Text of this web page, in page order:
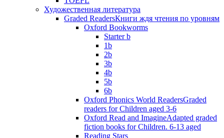
Художественная литература
Graded ReadersКниги ждя чтения по уровням
Oxford Bookworms
Starter b
1b
2b
3b
4b
5b
6b
Oxford Phonics World ReadersGraded
readers for Children aged 3-6
Oxford Read and ImagineAdapted graded
fiction books for Children. 6-13 aged
Reading Stars